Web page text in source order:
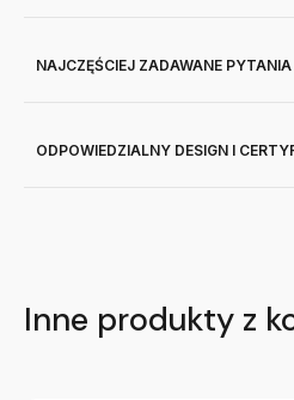
NAJCZĘŚCIEJ ZADAWANE PYTANIA
ODPOWIEDZIALNY DESIGN I
Inne produkty z